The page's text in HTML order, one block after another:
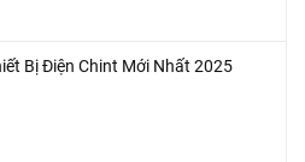
Bị Điện Chint Mới Nhất 2025